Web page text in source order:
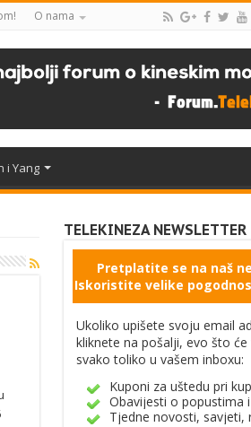
O nama
i Yang
TELEKINEZA NEWSLETTER
Pretplatite se na naš
Iskoristite velike
Ukoliko upišete svoju email
kliknete na pošalji, evo što će
svako toliko u vašem inboxu:
Kuponi za uštedu pri
Obavijesti o popustima
Tjedne novosti, savjeti,